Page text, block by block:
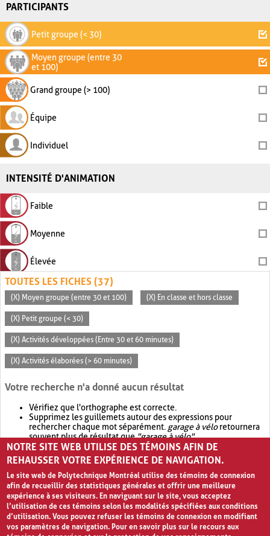
PARTICIPANTS
Petit groupe (< 30)
Moyen groupe (entre 30
et 100)
Grand groupe (> 100)
Équipe
Individuel
INTENSITÉ D'ANIMATION
Faible
Moyenne
Élevée
TOUTES LES FICHES (37)
(X) Moyen groupe (entre 30 et 100) (X) En classe et hors classe
(X) Petit groupe (< 30)
(X) Activités développées (Entre 30 et 60 minutes)
(X) Activités élaborées (> 60 minutes)
Votre recherche n'a donné aucun résultat
Vérifiez que l'orthographe est correcte.
Supprimez les guillemets autour des expressions pour
rechercher chaque mot séparément. garage à véloretournera
souvent plus de résultat que"garage à vélo".
Envisagez d'élargir votre recherche avec OR.garage OR vélo
retournera souvent plus de résultat quegarage à vélo
NOTRE SITE WEB UTILISE DES TÉMOINS AFIN DE
REHAUSSER VOTRE EXPÉRIENCE DE NAVIGATION.
Le site web de Polytechnique Montréal utilise des témoins de connexion
afin de recueillir des statistiques générales et offrir une meilleure
expérience à ses visiteurs. En naviguant sur le site, vous acceptez
l’utilisation de ces témoins selon les modalités spécifiées aux conditions
d’utilisation. Vous pouvez refuser les témoins de connexion en modifiant
vos paramètres de navigation. Pour en savoir plus sur le recours aux